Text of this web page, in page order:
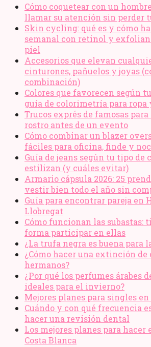
Cómo coquetear con un
llamar su atención sin perder
Skin cycling: qué es y cómo
semanal con retinol y
piel
Accesorios que elevan
cinturones, pañuelos y joyas
combinación)
Colores que favorecen según
guía de colorimetría para ropa
Trucos exprés de famosas
rostro antes de un evento
Cómo combinar un blazer
fáciles para oficina, finde y
Guía de jeans según tu tipo de
estilizan (y cuáles evitar)
Armario cápsula 2026: 25
vestir bien todo el año sin
Guía para encontrar pareja en
Llobregat
Cómo funcionan las subastas:
forma participar en ellas
¿La trufa negra es buena para
¿Cómo hacer una extinción
hermanos?
¿Por qué los perfumes árabes
ideales para el invierno?
Mejores planes para singles
Cuándo y con qué frecuencia
hacer una revisión dental
Los mejores planes para hacer
Costa Blanca